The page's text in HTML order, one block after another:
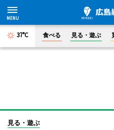
37°C 食べる 見る・遊ぶ
見る・遊ぶ